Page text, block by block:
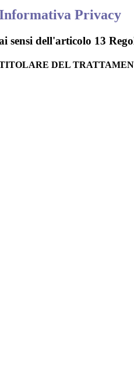
Privacy
sensi dell'articolo 13
DEL